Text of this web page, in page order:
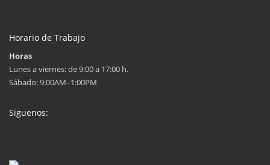
Horario de Trabajo
Horas
Lunes a viernes: de 9:00 a 17:00 h.
Sábado: 9:00AM–1:00PM
Siguenos: